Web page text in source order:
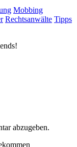
Mobbing
Rechtsanwälte Tipps
abzugeben.